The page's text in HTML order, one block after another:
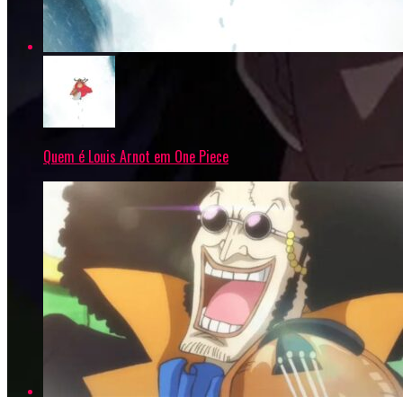
Quem é Louis Arnot em One Piece